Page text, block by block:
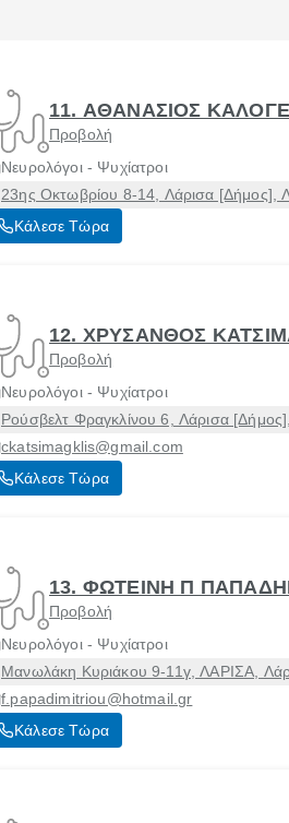
11. ΑΘΑΝΑΣΙΟΣ
Προβολή
Νευρολόγοι - Ψυχίατροι
23ης Οκτωβρίου 8-14, Λάρισα [Δήμος],
Κάλεσε Τώρα
12. ΧΡΥΣΑΝΘΟΣ
Προβολή
Νευρολόγοι - Ψυχίατροι
Ρούσβελτ Φραγκλίνου 6, Λάρισα
ckatsimagklis@gmail.com
Κάλεσε Τώρα
13. ΦΩΤΕΙΝΗ Π
Προβολή
Νευρολόγοι - Ψυχίατροι
Μανωλάκη Κυριάκου 9-11γ, ΛΑΡΙΣΑ,
f.papadimitriou@hotmail.gr
Κάλεσε Τώρα